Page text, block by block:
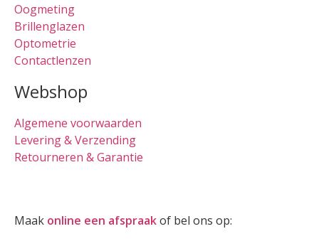
Oogmeting
Brillenglazen
Optometrie
Contactlenzen
Webshop
Algemene voorwaarden
Levering & Verzending
Retourneren & Garantie
Maak online een afspraakof bel ons op: